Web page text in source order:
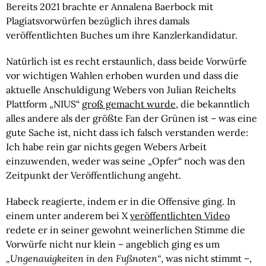
Bereits 2021 brachte er Annalena Baerbock mit
Plagiatsvorwürfen bezüglich ihres damals
veröffentlichten Buches um ihre Kanzlerkandidatur.
Natürlich ist es recht erstaunlich, dass beide Vorwürfe
vor wichtigen Wahlen erhoben wurden und dass die
aktuelle Anschuldigung Webers von Julian Reichelts
Plattform „NIUS“ groß gemacht wurde, die bekanntlich
alles andere als der größte Fan der Grünen ist – was eine
gute Sache ist, nicht dass ich falsch verstanden werde:
Ich habe rein gar nichts gegen Webers Arbeit
einzuwenden, weder was seine „Opfer“ noch was den
Zeitpunkt der Veröffentlichung angeht.
Habeck reagierte, indem er in die Offensive ging. In
einem unter anderem bei Xveröffentlichten Video
redete er in seiner gewohnt weinerlichen Stimme die
Vorwürfe nicht nur klein – angeblich ging es um
„Ungenauigkeiten in den Fußnoten“, was nicht stimmt –,